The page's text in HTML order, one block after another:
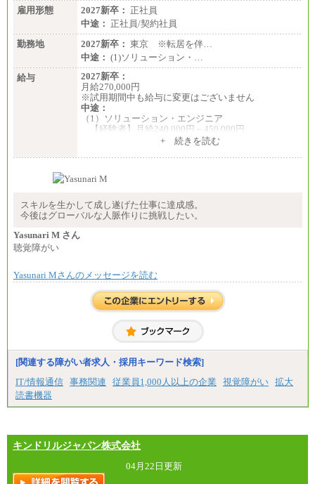
雇用形態
2027新卒： 正社員
中途： 正社員/契約社員
勤務地
2027新卒： 東京 ※転居を伴…
中途： (1)ソリューション・…
給与
2027新卒：
月給270,000円
※試用期間中も給与に変更はございません
中途：
（1）ソリューション・エンジニア
【経験者】月給240,000円～450,000円
※地域や業務内容によって変動があります
※地域や業務内容によって変動があります
（2）一般事務
※地域や業務内容によって変動があります
（3）庶務/軽作業
+ 続きを読む
スキルを生かして成し遂げた仕事に達成感。
今後はグローバルな人脈作りに挑戦したい。
Yasunari M さん
聴覚障がい
Yasunari Mさんのメッセージを読む
[関連する障がい者求人・採用キーワード検索]
IT/情報通信 事務関連 従業員1,000人以上の企業 視覚障がい 拡大
読書機器
キンドリルジャパン株式会社
04月22日更新